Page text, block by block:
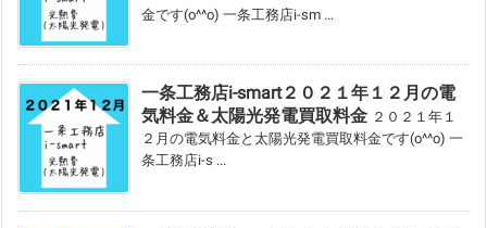
金です(o^^o) 一条工務店i-sm ...
一条工務店i-smart２０２１年１２月の電
気料金＆太陽光発電買取料金 ２０２１年１
２月の電気料金と太陽光発電買取料金です(o^^o) 一
条工務店i-s ...